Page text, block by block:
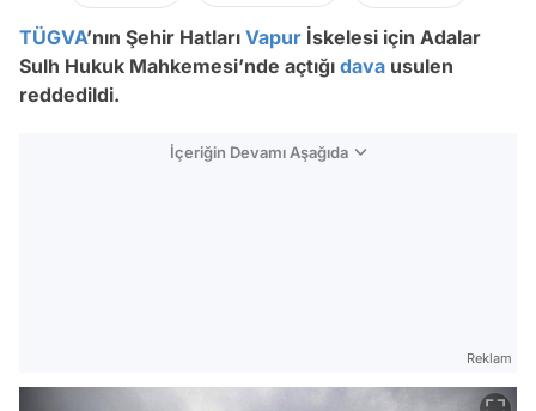
TÜGVA’nın Şehir Hatları Vapur İskelesi için Adalar
Sulh Hukuk Mahkemesi’nde açtığı dava usulen
reddedildi.
İçeriğin Devamı Aşağıda
Reklam